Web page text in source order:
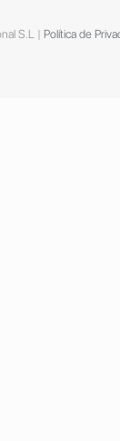
S.L | Política de